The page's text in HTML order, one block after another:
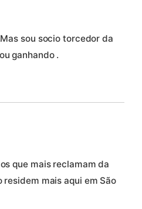
sou socio torcedor da
ganhando .
que mais reclamam da
mais aqui em São